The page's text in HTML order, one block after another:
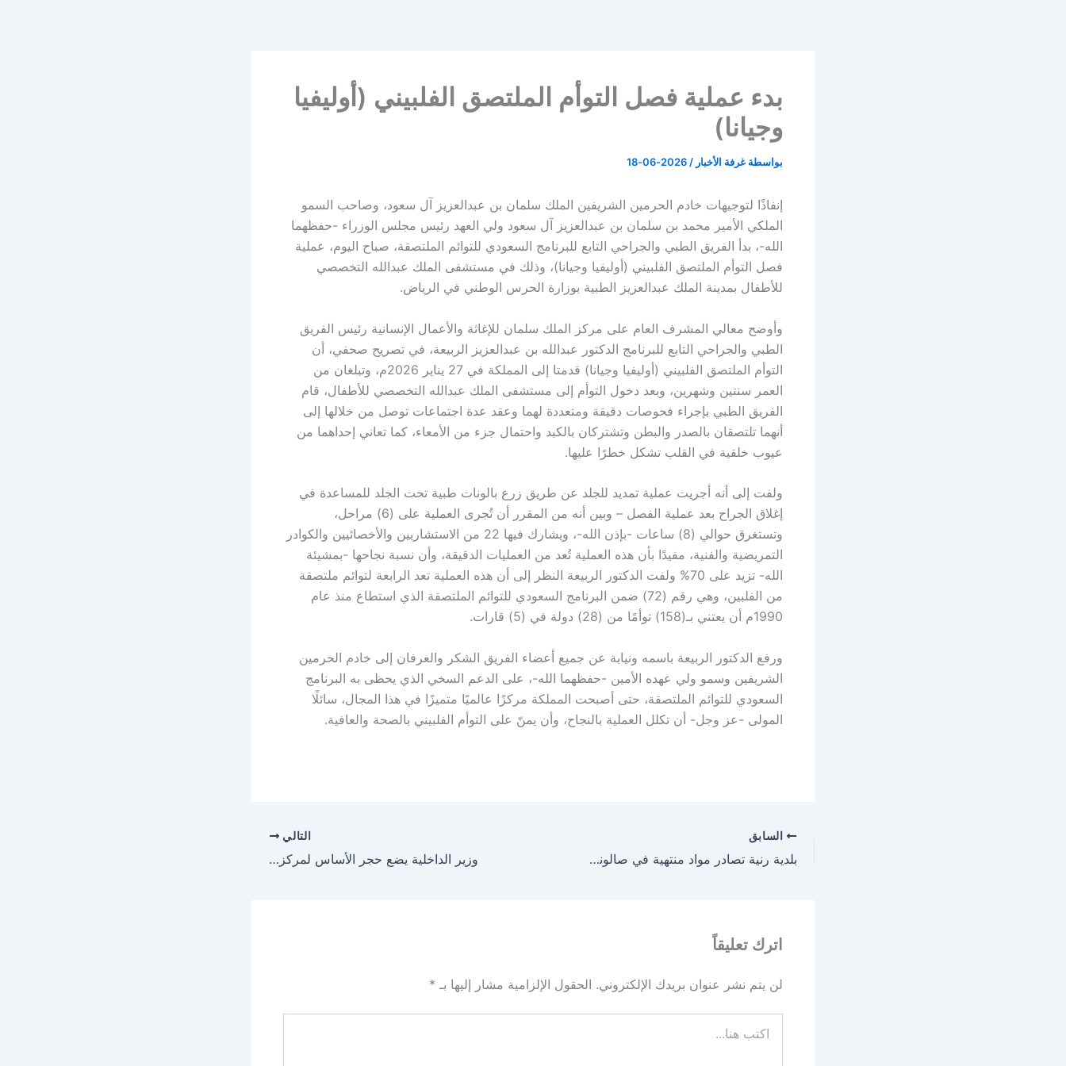
بدء عملية فصل التوأم الملتصق الفلبيني (أوليفيا
وجيانا)
بواسطة غرفة الأخبار /
2026-06-18
إنفاذًا لتوجيهات خادم الحرمين الشريفين الملك سلمان بن عبدالعزيز آل سعود، وصاحب السمو
الملكي الأمير محمد بن سلمان بن عبدالعزيز آل سعود ولي العهد رئيس مجلس الوزراء -حفظهما
الله-، بدأ الفريق الطبي والجراحي التابع للبرنامج السعودي للتوائم الملتصقة، صباح اليوم، عملية
فصل التوأم الملتصق الفلبيني (أوليفيا وجيانا)، وذلك في مستشفى الملك عبدالله التخصصي
للأطفال بمدينة الملك عبدالعزيز الطبية بوزارة الحرس الوطني في الرياض.
وأوضح معالي المشرف العام على مركز الملك سلمان للإغاثة والأعمال الإنسانية رئيس الفريق
الطبي والجراحي التابع للبرنامج الدكتور عبدالله بن عبدالعزيز الربيعة، في تصريح صحفي، أن
التوأم الملتصق الفلبيني (أوليفيا وجيانا) قدمتا إلى المملكة في 27 يناير 2026م، وتبلغان من
العمر سنتين وشهرين، وبعد دخول التوأم إلى مستشفى الملك عبدالله التخصصي للأطفال، قام
الفريق الطبي بإجراء فحوصات دقيقة ومتعددة لهما وعقد عدة اجتماعات توصل من خلالها إلى
أنهما تلتصقان بالصدر والبطن وتشتركان بالكبد واحتمال جزء من الأمعاء، كما تعاني إحداهما من
عيوب خلقية في القلب تشكل خطرًا عليها.
ولفت إلى أنه أجريت عملية تمديد للجلد عن طريق زرع بالونات طبية تحت الجلد للمساعدة في
إغلاق الجراح بعد عملية الفصل – وبين أنه من المقرر أن تُجرى العملية على (6) مراحل،
وتستغرق حوالي (8) ساعات -بإذن الله-، ويشارك فيها 22 من الاستشاريين والأخصائيين والكوادر
التمريضية والفنية، مفيدًا بأن هذه العملية تُعد من العمليات الدقيقة، وأن نسبة نجاحها -بمشيئة
الله- تزيد على 70% ولفت الدكتور الربيعة النظر إلى أن هذه العملية تعد الرابعة لتوائم ملتصقة
من الفلبين، وهي رقم (72) ضمن البرنامج السعودي للتوائم الملتصقة الذي استطاع منذ عام
1990م أن يعتني بـ(158) توأمًا من (28) دولة في (5) قارات.
ورفع الدكتور الربيعة باسمه ونيابة عن جميع أعضاء الفريق الشكر والعرفان إلى خادم الحرمين
الشريفين وسمو ولي عهده الأمين -حفظهما الله-، على الدعم السخي الذي يحظى به البرنامج
السعودي للتوائم الملتصقة، حتى أصبحت المملكة مركزًا عالميًا متميزًا في هذا المجال، سائلًا
المولى -عز وجل- أن تكلل العملية بالنجاح، وأن يمنّ على التوأم الفلبيني بالصحة والعافية.
السابق
بلدية رنية تصادر مواد منتهية في صالونات نسائية
التالي
وزير الداخلية يضع حجر الأساس لمركز(911) وقوات الأمن البيئي بالباحة
اترك تعليقاً
لن يتم نشر عنوان بريدك الإلكتروني. الحقول الإلزامية مشار إليها بـ *
هنا...